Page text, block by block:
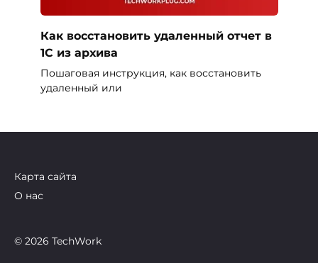
Как восстановить удаленный отчет в
1С из архива
Пошаговая инструкция, как восстановить
удаленный или
Карта сайта
О нас
© 2026 TechWork